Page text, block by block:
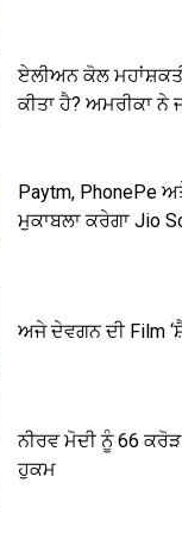
ਏਲੀਅਨ ਕੋਲ
ਕੀਤਾ ਹੈ? ਅਮਰੀਕਾ ਨੇ
Paytm, PhonePe
ਮੁਕਾਬਲਾ ਕਰੇਗਾ Jio
ਅਜੇ ਦੇਵਗਨ ਦੀ Film
ਨੀਰਵ ਮੋਦੀ ਨੂੰ 66
ਹੁਕਮ